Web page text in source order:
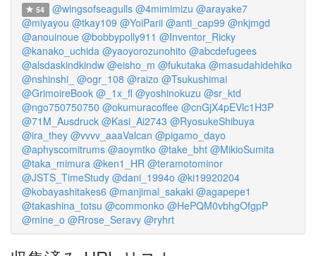
54 @wingsofseagulls @4mimimizu @arayake7
@miyayou @tkay109 @YoiParii @anti_cap99 @nkjmgd
@anouinoue @bobbypolly911 @Inventor_Ricky
@kanako_uchida @yaoyorozunohito @abcdefugees
@alsdaskindkindw @eisho_m @fukutaka @masudahidehiko
@nshinshi_ @ogr_108 @raizo @Tsukushimai
@GrimoireBook @_1x_fl @yoshinokuzu @sr_ktd
@ngo750750750 @okumuracoffee @cnGjX4pEVlc1H3P
@71M_Ausdruck @Kasi_Ai2743 @RyosukeShibuya
@ira_they @vvvv_aaaValcan @pigamo_dayo
@aphyscomitrums @aoymtko @take_bht @MikioSumita
@taka_mimura @ken1_HR @teramotominor
@JSTS_TimeStudy @dani_1994o @ki19920204
@kobayashitakes6 @manjimal_sakaki @agapepe1
@takashina_totsu @commonko @HePQM0vbhgOfgpP
@mine_o @Rrose_Seravy @ryhrt